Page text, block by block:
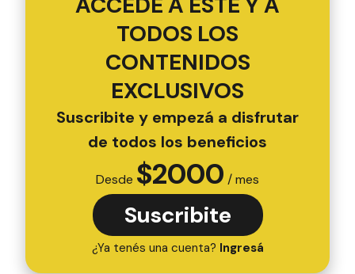
TODOS LOS
CONTENIDOS
EXCLUSIVOS
Suscribite y empezá a disfrutar
de todos los beneficios
Desde $2000 / mes
Suscribite
¿Ya tenés una cuenta? Ingresá